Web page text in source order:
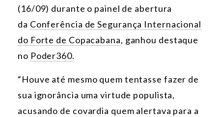
(16/09) durante o painel de abertura
da Conferência de Segurança Internacional
do Forte de Copacabana, ganhou destaque
no Poder360.
“Houve até mesmo quem tentasse fazer de
sua ignorância uma virtude populista,
acusando de covardia quem alertava para a